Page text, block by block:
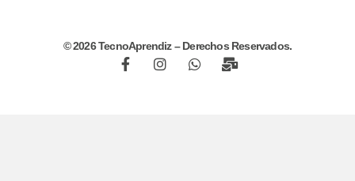
© 2026 TecnoAprendiz – Derechos Reservados.
F
a
I
n
W
h
M
a